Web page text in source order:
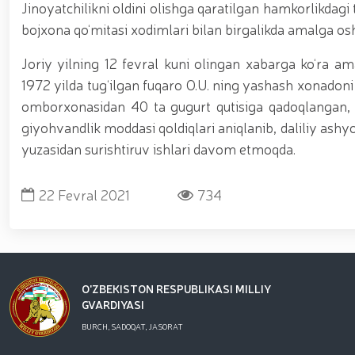
kiritilgan oʻsimlikni noqonuniy ravishda olib
vositalari olib qo‘yildi / / Farg‘ona viloyatida
nufuzli ko‘rgazmasi yuqori saviyada bo'lib o'tdi.
jarayonlari davom etmoqda / / Davlatimiz
belgilab bergan vazifalari yuzasidan, Milliy
o‘tkazildi / / Milliy gvardiya Surxondaryo viloyati
voleybol bo‘yicha o‘tkazilgan musobaqada
universiteti dotsentlari ishtirokidagi ochiq
xususiyatlari” mavzusida ko‘rgazmali
o‘qilishi vaqtida jamoat tartibi hamda fuqarolar
Jinoyatchilikni oldini olishga qaratilgan
bojxona qo‘mitasi xodimlari bilan birgalikda amalga
Joriy yilning 12 fevral kuni olingan xabarga ko‘ra
1972 yilda tug‘ilgan fuqaro O.U. ning yashash
omborxonasidan 40 ta gugurt qutisiga
giyohvandlik moddasi qoldiqlari aniqlanib, daliliy
yuzasidan surishtiruv ishlari davom etmoqda.
22 Fevral 2021 734
O'ZBEKISTON RESPUBLIKASI MILLIY
GVARDIYASI
BURCH, SADOQAT, JASORAT